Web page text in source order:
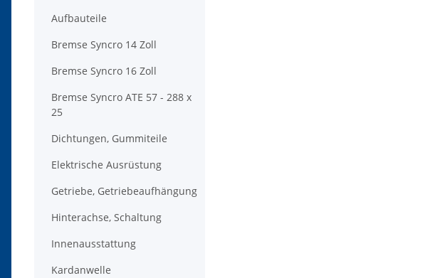
Aufbauteile
Bremse Syncro 14 Zoll
Bremse Syncro 16 Zoll
Bremse Syncro ATE 57 - 288 x
25
Dichtungen, Gummiteile
Elektrische Ausrüstung
Getriebe, Getriebeaufhängung
Hinterachse, Schaltung
Innenausstattung
Kardanwelle